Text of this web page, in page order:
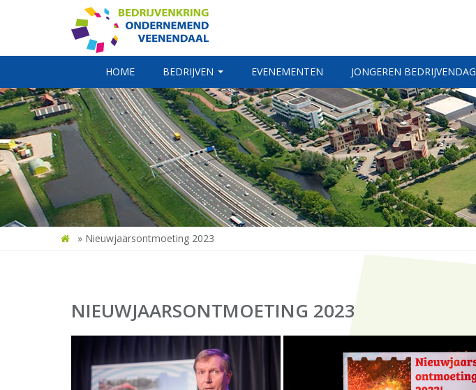
HOME BEDRIJVEN EVENEMENTEN JONGEREN BEDRIJVENDAG
» Nieuwjaarsontmoeting 2023
NIEUWJAARSONTMOETING 2023